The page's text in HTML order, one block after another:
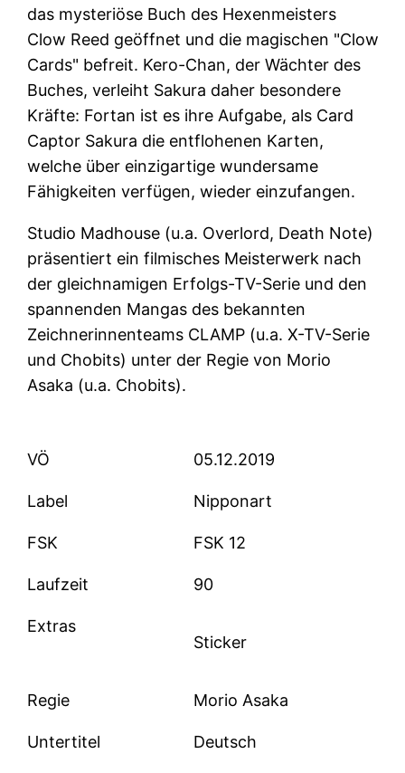
das mysteriöse Buch des Hexenmeisters
Clow Reed geöffnet und die magischen "Clow
Cards" befreit. Kero-Chan, der Wächter des
Buches, verleiht Sakura daher besondere
Kräfte: Fortan ist es ihre Aufgabe, als Card
Captor Sakura die entflohenen Karten,
welche über einzigartige wundersame
Fähigkeiten verfügen, wieder einzufangen.
Studio Madhouse (u.a. Overlord, Death Note)
präsentiert ein filmisches Meisterwerk nach
der gleichnamigen Erfolgs-TV-Serie und den
spannenden Mangas des bekannten
Zeichnerinnenteams CLAMP (u.a. X-TV-Serie
und Chobits) unter der Regie von Morio
Asaka (u.a. Chobits).
VÖ 05.12.2019
Label Nipponart
FSK FSK 12
Laufzeit 90
Extras
Sticker
Regie Morio Asaka
Untertitel Deutsch